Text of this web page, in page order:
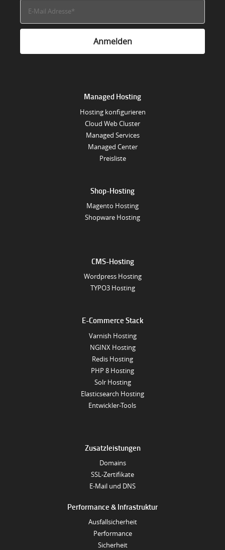
Managed Hosting
Hosting konfigurieren
Cloud Web Cluster
Managed Services
Managed Center
Preisliste
Shop-Hosting
Magento Hosting
Shopware Hosting
CMS-Hosting
Wordpress Hosting
TYPO3 Hosting
E-Commerce Stack
Varnish Hosting
NGINX Hosting
Redis Hosting
PHP 8 Hosting
Solr Hosting
Elasticsearch Hosting
Entwickler-Tools
Zusatzleistungen
Domains
SSL-Zertifikate
E-Mail und DNS
Performance & Infrastruktur
Ausfallsicherheit
Performance
Sicherheit